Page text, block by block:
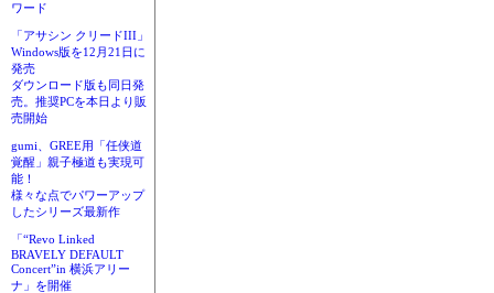
ワード
「アサシン クリードIII」
Windows版を12月21日に
発売
ダウンロード版も同日発
売。推奨PCを本日より販
売開始
gumi、GREE用「任侠道
覚醒」親子極道も実現可
能！
様々な点でパワーアップ
したシリーズ最新作
「“Revo Linked
BRAVELY DEFAULT
Concert”in 横浜アリー
ナ」を開催